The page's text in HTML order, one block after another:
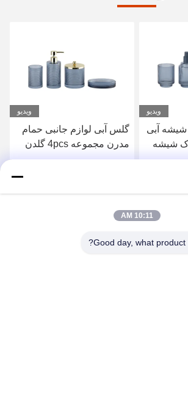
ویدیو
حمام
مدرن مجموعه 4pcs گلدن
با خط
بیار
لوازم جانبی توالت حمام
صاف 5 عدد بطری لوشن
پمپ مدل کدو
بهترین قیمت رو بدست بیار
10:11 AM
Good day, what product